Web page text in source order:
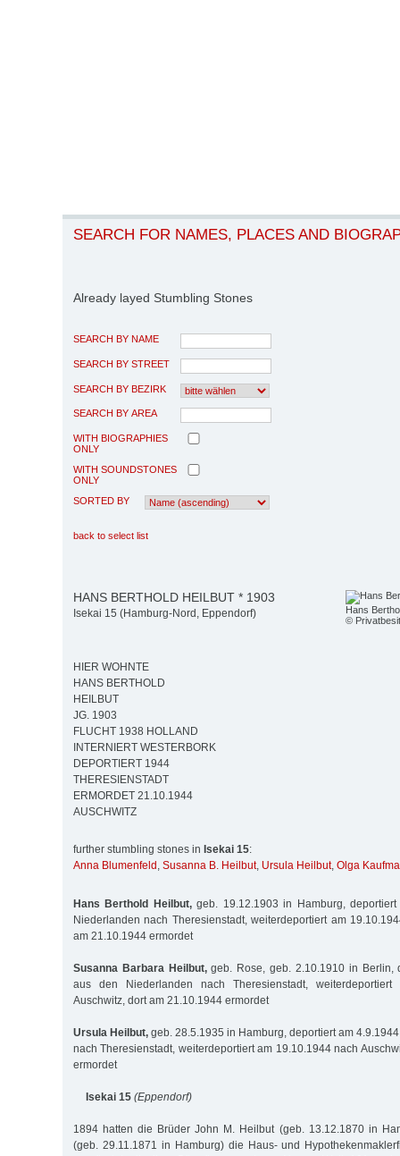
SEARCH FOR NAMES, PLACES AND
Already layed Stumbling Stones
SEARCH BY NAME
SEARCH BY STREET
SEARCH BY BEZIRK
SEARCH BY AREA
WITH BIOGRAPHIES
ONLY
WITH SOUNDSTONES
ONLY
SORTED BY
back to select list
Hans
©
HANS BERTHOLD HEILBUT * 1903
Isekai 15 (Hamburg-Nord, Eppendorf)
HIER WOHNTE
HANS BERTHOLD
HEILBUT
JG. 1903
FLUCHT 1938 HOLLAND
INTERNIERT WESTERBORK
DEPORTIERT 1944
THERESIENSTADT
ERMORDET 21.10.1944
AUSCHWITZ
further stumbling stones in Isekai 15:
Anna Blumenfeld , Susanna B. Heilbut, Ursula Heilbut, Olga
Hans Berthold Heilbut,geb. 19.12.1903 in Hamburg,
Niederlanden nach Theresienstadt, weiterdeportiert am
am 21.10.1944 ermordet
Susanna Barbara Heilbut,geb. Rose, geb. 2.10.1910 in Berlin,
aus den Niederlanden nach Theresienstadt,
Auschwitz, dort am 21.10.1944 ermordet
Ursula Heilbut, geb. 28.5.1935 in Hamburg, deportiert am
nach Theresienstadt, weiterdeportiert am 19.10.1944 nach
ermordet
Isekai 15 (Eppendorf)
1894 hatten die Brüder John M. Heilbut (geb. 13.12.1870 in
(geb. 29.11.1871 in Hamburg) die Haus- und